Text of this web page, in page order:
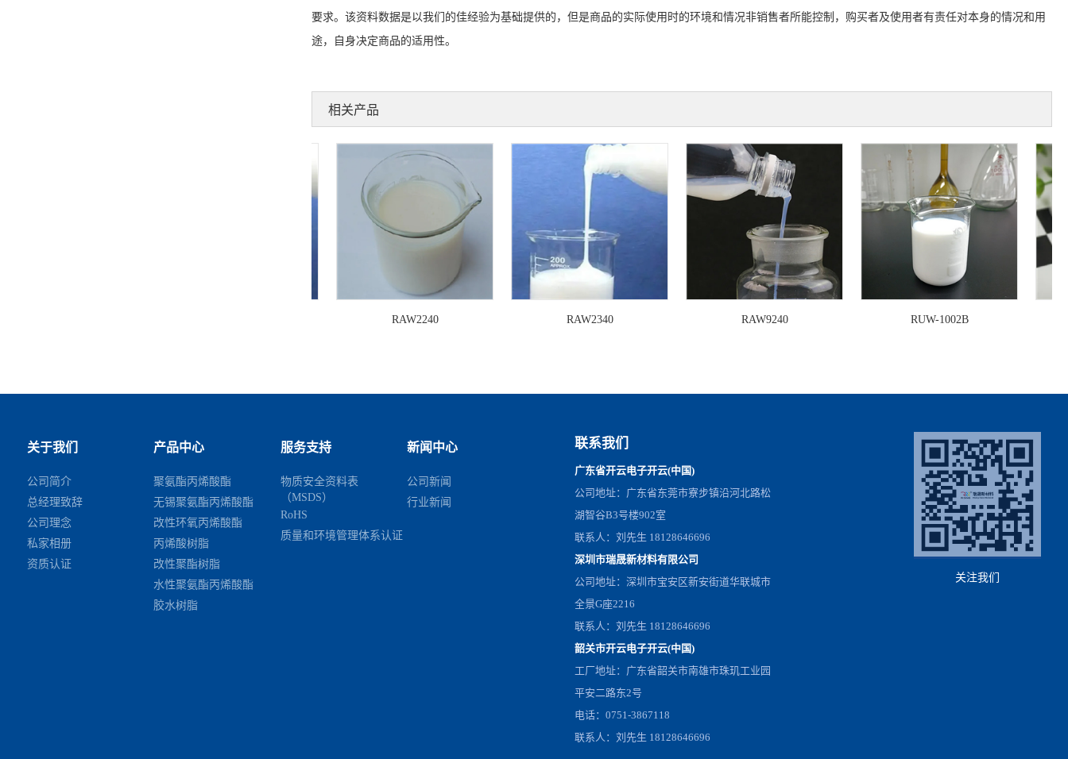
要求。该资料数据是以我们的佳经验为基础提供的，但是商品的实际使用时的环境和情况非销售者所能控制，购买者及使用者有责任对本身的情况和用
途，自身决定商品的适用性。
相关产品
RAW2240 RAW2340 RAW9240 RUW-1002B
关于我们
公司简介
总经理致辞
公司理念
私家相册
资质认证
产品中心
聚氨酯丙烯酸酯
无锡聚氨酯丙烯酸酯
改性环氧丙烯酸酯
丙烯酸树脂
改性聚酯树脂
水性聚氨酯丙烯酸酯
胶水树脂
服务支持
物质安全资料表
（MSDS）
RoHS
质量和环境管理体系认证
新闻中心
公司新闻
行业新闻
联系我们
广东省开云电子开云(中国)
公司地址：广东省东莞市寮步镇沿河北路松
湖智谷B3号楼902室
联系人：刘先生 18128646696
深圳市瑞晟新材料有限公司
公司地址：深圳市宝安区新安街道华联城市
全景G座2216
联系人：刘先生 18128646696
韶关市开云电子开云(中国)
工厂地址：广东省韶关市南雄市珠玑工业园
平安二路东2号
电话：0751-3867118
联系人：刘先生 18128646696
关注我们